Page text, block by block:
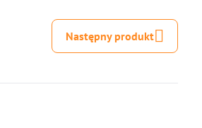
Następny produkt